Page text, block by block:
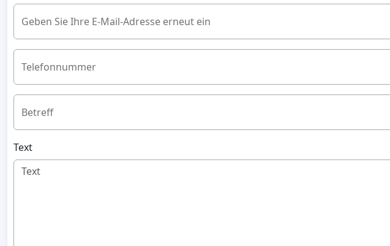
Geben Sie Ihre E-Mail-Adresse erneut ein
Telefonnummer
Betreff
Text